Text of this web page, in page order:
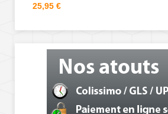
25,95 €